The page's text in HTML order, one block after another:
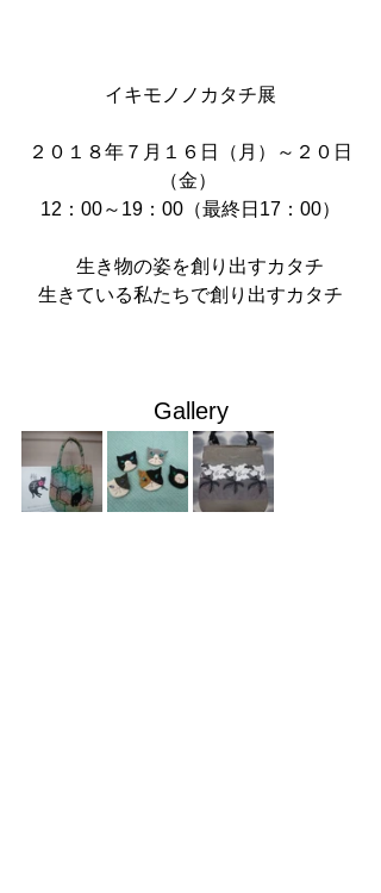
イキモノノカタチ展
２０１８年７月１６日（月）～２０日
（金）
12：00～19：00（最終日17：00）
生き物の姿を創り出すカタチ
生きている私たちで創り出すカタチ
Gallery